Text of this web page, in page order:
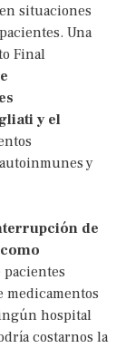
situaciones
Una
Final
y el
y
de
pacientes
medicamentos
hospital
costarnos la